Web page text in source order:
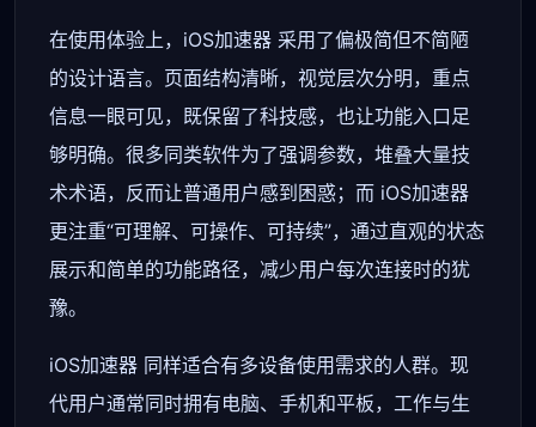
在使用体验上，iOS加速器 采用了偏极简但不简陋
的设计语言。页面结构清晰，视觉层次分明，重点
信息一眼可见，既保留了科技感，也让功能入口足
够明确。很多同类软件为了强调参数，堆叠大量技
术术语，反而让普通用户感到困惑；而 iOS加速器
更注重“可理解、可操作、可持续”，通过直观的状态
展示和简单的功能路径，减少用户每次连接时的犹
豫。
iOS加速器 同样适合有多设备使用需求的人群。现
代用户通常同时拥有电脑、手机和平板，工作与生